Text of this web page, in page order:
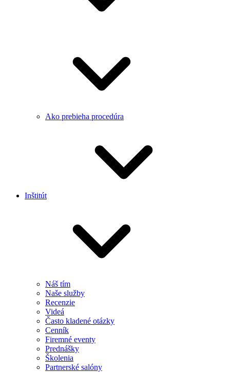
Ako prebieha procedúra
Inštitút
Náš tím
Naše služby
Recenzie
Videá
Často kladené otázky
Cenník
Firemné eventy
Prednášky
Školenia
Partnerské salóny